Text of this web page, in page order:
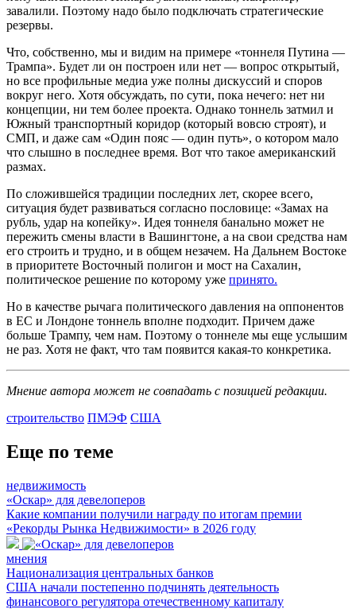
завалили. Поэтому надо было подключать стратегические
резервы.
Что, собственно, мы и видим на примере «тоннеля Путина —
Трампа». Будет ли он построен или нет — вопрос открытый,
но все профильные медиа уже полны дискуссий и споров
вокруг него. Хотя обсуждать, по сути, пока нечего: нет ни
концепции, ни тем более проекта. Однако тоннель затмил и
Южный транспортный коридор (который вовсю строят), и
СМП, и даже сам «Один пояс — один путь», о котором мало
что слышно в последнее время. Вот что такое американский
размах.
По сложившейся традиции последних лет, скорее всего,
ситуация будет развиваться согласно пословице: «Замах на
рубль, удар на копейку». Идея тоннеля банально может не
пережить смены власти в Вашингтоне, а на свои средства нам
его строить и трудно, и в общем незачем. На Дальнем Востоке
в приоритете Восточный полигон и мост на Сахалин,
политическое решение по которому уже принято.
Но в качестве рычага политического давления на оппонентов
в ЕС и Лондоне тоннель вполне подходит. Причем даже
больше Трампу, чем нам. Поэтому о тоннеле мы еще услышим
не раз. Хотя не факт, что там появится какая-то конкретика.
Мнение автора может не совпадать с позицией редакции.
строительство ПМЭФ США
Еще по теме
недвижимость
«Оскар» для девелоперов
Какие компании получили награду по итогам премии
«Рекорды Рынка Недвижимости» в 2026 году
мнения
Национализация центральных банков
США начали постепенно подчинять деятельность
финансового регулятора отечественному капиталу